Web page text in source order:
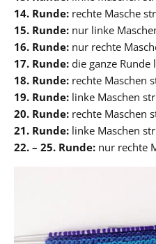
14. Runde: rechte Masche
15. Runde: nur linke
16. Runde: nur rechte
17. Runde: die ganze Runde
18. Runde: rechte Maschen
19. Runde: linke Maschen
20. Runde: rechte Maschen
21. Runde: linke Maschen
22. – 25. Runde: nur rechte